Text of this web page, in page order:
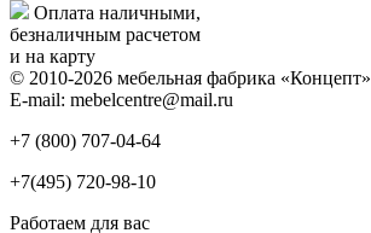
Оплата наличными,
безналичным расчетом
и на карту
© 2010-2026 мебельная фабрика «Концепт»
E-mail: mebelcentre@mail.ru
+7 (800) 707-04-64
+7(495) 720-98-10
Работаем для вас